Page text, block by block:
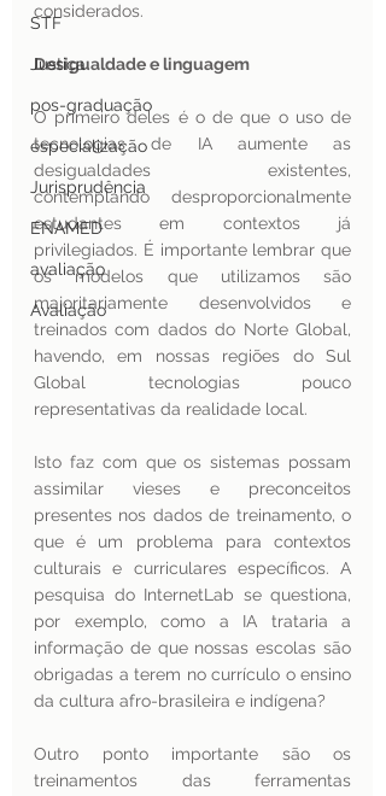
STF
Justiça
pos-graduação
especialização
Jurisprudência
ENAMED
avaliação
Avaliação
considerados.
Desigualdade e linguagem
O primeiro deles é o de que o uso de
tecnologias de IA aumente as
desigualdades existentes,
contemplando desproporcionalmente
estudantes em contextos já
privilegiados. É importante lembrar que
os modelos que utilizamos são
majoritariamente desenvolvidos e
treinados com dados do Norte Global,
havendo, em nossas regiões do Sul
Global tecnologias pouco
representativas da realidade local.
Isto faz com que os sistemas possam
assimilar vieses e preconceitos
presentes nos dados de treinamento, o
que é um problema para contextos
culturais e curriculares específicos. A
pesquisa do InternetLab se questiona,
por exemplo, como a IA trataria a
informação de que nossas escolas são
obrigadas a terem no currículo o ensino
da cultura afro-brasileira e indígena?
Outro ponto importante são os
treinamentos das ferramentas